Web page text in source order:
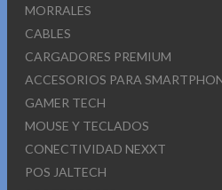
MORRALES
CABLES
CARGADORES PREMIUM
ACCESORIOS PARA
GAMER TECH
MOUSE Y TECLADOS
CONECTIVIDAD NEXXT
POS JALTECH